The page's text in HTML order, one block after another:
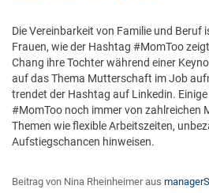
Die Vereinbarkeit von Familie und Beruf
Frauen, wie der Hashtag #MomToo
Chang ihre Tochter während einer
auf das Thema Mutterschaft im Job
trendet der Hashtag auf Linkedin.
#MomToo noch immer von zahlreichen
Themen wie flexible Arbeitszeiten,
Aufstiegschancen hinweisen.
Beitrag von Nina Rheinheimer aus